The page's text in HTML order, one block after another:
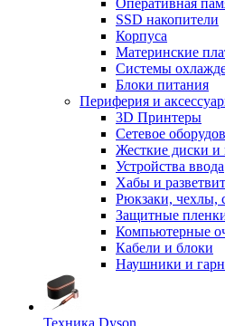
Оперативная
SSD накопители
Корпуса
Материнские
Системы
Блоки питания
Периферия и
3D Принтеры
Сетевое
Жесткие диски и
Устройства ввода
Хабы и
Рюкзаки, чехлы,
Защитные
Компьютерные
Кабели и блоки
Наушники и
Техника Dyson